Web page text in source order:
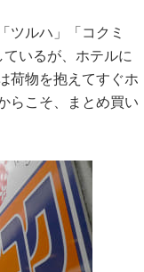
ツルハ」「コクミ
いるが、ホテルに
荷物を抱えてすぐホ
らこそ、まとめ買い